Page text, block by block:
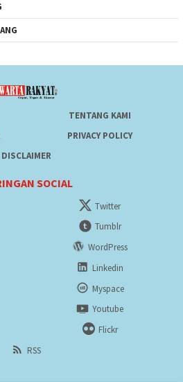
TENTANG KAMI
PRIVACY POLICY
DISCLAIMER
SOCIAL
Twitter
Tumblr
WordPress
Linkedin
Myspace
Youtube
Flickr
RSS